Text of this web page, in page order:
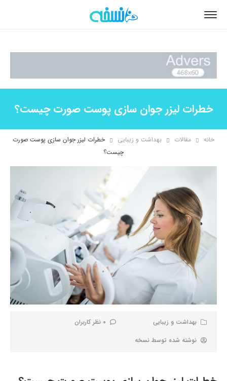
خطرات لیزر جوان سازی پوست صورت چیست؟
خانه مقالات بهداشت و زیبایی
خطرات لیزر جوان سازی پوست صورت
چیست؟
بهداشت و زیبایی
0 نظر کاربران
نوشته شده توسط نسخه